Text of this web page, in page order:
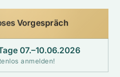
Vorgespräch
07.–10.06.2026
anmelden!